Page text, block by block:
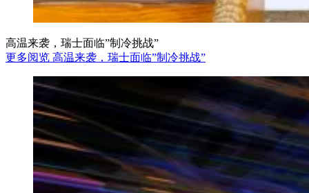
高温来袭，瑞士面临”制冷挑战”
更多阅览 高温来袭，瑞士面临”制冷挑战”